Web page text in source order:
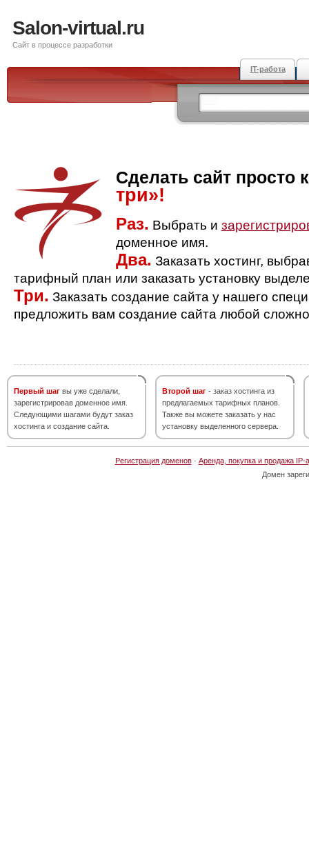
Salon-virtual.ru
Сайт в процессе разработки
IT-работа
Сделать сайт просто
три»!
Раз. Выбрать и
доменное имя.
Два. Заказать хостинг,
тарифный план или заказать установку
Три. Заказать создание сайта у нашего
предложить вам создание сайта любой
Первый шаг вы уже сделали,
зарегистрировав доменное имя.
Следующими шагами будут заказ
хостинга и создание сайта.
Второй шаг - заказ хостинга из
предлагаемых тарифных планов.
Также вы можете заказать у нас
установку выделенного сервера.
Регистрация доменов· Аренда, покупка и продажа IP-
Домен